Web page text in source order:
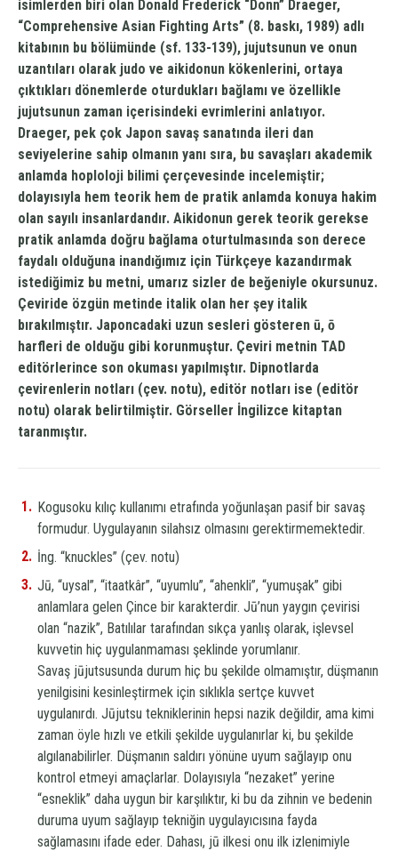
isimlerden biri olan Donald Frederick “Donn” Draeger,
“Comprehensive Asian Fighting Arts” (8. baskı, 1989) adlı
kitabının bu bölümünde (sf. 133-139), jujutsunun ve onun
uzantıları olarak judo ve aikidonun kökenlerini, ortaya
çıktıkları dönemlerde oturdukları bağlamı ve özellikle
jujutsunun zaman içerisindeki evrimlerini anlatıyor.
Draeger, pek çok Japon savaş sanatında ileri dan
seviyelerine sahip olmanın yanı sıra, bu savaşları akademik
anlamda hoploloji bilimi çerçevesinde incelemiştir;
dolayısıyla hem teorik hem de pratik anlamda konuya hakim
olan sayılı insanlardandır. Aikidonun gerek teorik gerekse
pratik anlamda doğru bağlama oturtulmasında son derece
faydalı olduğuna inandığımız için Türkçeye kazandırmak
istediğimiz bu metni, umarız sizler de beğeniyle okursunuz.
Çeviride özgün metinde italik olan her şey italik
bırakılmıştır. Japoncadaki uzun sesleri gösteren ū, ō
harfleri de olduğu gibi korunmuştur. Çeviri metnin TAD
editörlerince son okuması yapılmıştır. Dipnotlarda
çevirenlerin notları (çev. notu), editör notları ise (editör
notu) olarak belirtilmiştir. Görseller İngilizce kitaptan
taranmıştır.
Kogusoku kılıç kullanımı etrafında yoğunlaşan pasif bir savaş
formudur. Uygulayanın silahsız olmasını gerektirmemektedir.
İng. “knuckles” (çev. notu)
Jū, “uysal”, “itaatkâr”, “uyumlu”, “ahenkli”, “yumuşak” gibi
anlamlara gelen Çince bir karakterdir. Jū’nun yaygın çevirisi
olan “nazik”, Batılılar tarafından sıkça yanlış olarak, işlevsel
kuvvetin hiç uygulanmaması şeklinde yorumlanır.
Savaş jūjutsusunda durum hiç bu şekilde olmamıştır, düşmanın
yenilgisini kesinleştirmek için sıklıkla sertçe kuvvet
uygulanırdı. Jūjutsu tekniklerinin hepsi nazik değildir, ama kimi
zaman öyle hızlı ve etkili şekilde uygulanırlar ki, bu şekilde
algılanabilirler. Düşmanın saldırı yönüne uyum sağlayıp onu
kontrol etmeyi amaçlarlar. Dolayısıyla “nezaket” yerine
“esneklik” daha uygun bir karşılıktır, ki bu da zihnin ve bedenin
duruma uyum sağlayıp tekniğin uygulayıcısına fayda
sağlamasını ifade eder. Dahası, jū ilkesi onu ilk izlenimiyle